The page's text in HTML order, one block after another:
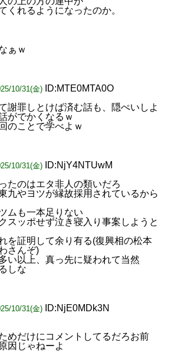
くれるようになったのか。
ぁｗ
10/31(金)
ID:MTE0MTA0O
謝罪しとけば済む話も、隠ぺいしよ
がでかくなるｗ
のことで学べよｗ
10/31(金)
ID:NjY4NTUwM
たのはエタ非人の類いだろ
九やヨツが縁故採用されているから
ムも一本足りない
スッポせず泣き寝入り事案しようと
を証明して余り有る(復興相の松本
さんぞ)
い以上、真っ先に疑われて当然
しな
10/31(金)
ID:NjE0MDk3N
めだけにコメントしてるだろお前
因じゃねーよ